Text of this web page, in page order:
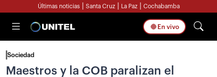
Últimas noticias Santa Cruz La Paz Cochabamba
En vivo
Sociedad
Maestros y la COB paralizan el